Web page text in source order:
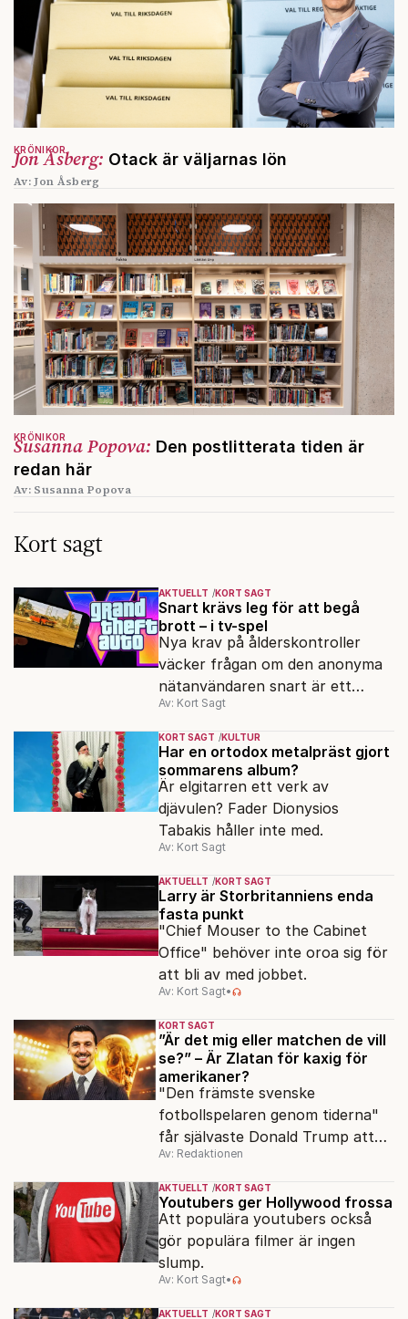
Jon Åsberg: Otack är väljarnas lön
KRÖNIKOR
Av: Jon Åsberg
Susanna Popova: Den postlitterata tiden är
redan här
KRÖNIKOR
Av: Susanna Popova
Kort sagt
AKTUELLT KORT SAGT
Snart krävs leg för att begå
brott – i tv-spel
Nya krav på ålderskontroller
väcker frågan om den anonyma
nätanvändaren snart är ett
minne blott.
Av: Kort Sagt
KORT SAGT KULTUR
Har en ortodox metalpräst gjort
sommarens album?
Är elgitarren ett verk av
djävulen? Fader Dionysios
Tabakis håller inte med.
Av: Kort Sagt
AKTUELLT KORT SAGT
Larry är Storbritanniens enda
fasta punkt
"Chief Mouser to the Cabinet
Office" behöver inte oroa sig för
att bli av med jobbet.
Av: Kort Sagt•
KORT SAGT
”Är det mig eller matchen de vill
se?” – Är Zlatan för kaxig för
amerikaner?
"Den främste svenske
fotbollspelaren genom tiderna"
får självaste Donald Trump att
rodna.
Av: Redaktionen
AKTUELLT KORT SAGT
Youtubers ger Hollywood frossa
Att populära youtubers också
gör populära filmer är ingen
slump.
Av: Kort Sagt•
AKTUELLT KORT SAGT